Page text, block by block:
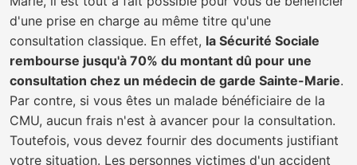
d'une prise en charge au même titre qu'une
consultation classique. En effet, la Sécurité Sociale
rembourse jusqu'à 70% du montant dû pour une
consultation chez un médecin de garde Sainte-Marie.
Par contre, si vous êtes un malade bénéficiaire de la
CMU, aucun frais n'est à avancer pour la consultation.
Toutefois, vous devez fournir des documents justifiant
votre situation. Les personnes victimes d'un accident